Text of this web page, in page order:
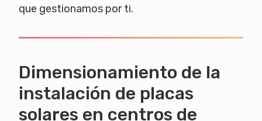
que gestionamos por ti.
Dimensionamiento de la
instalación de placas
solares en centros de